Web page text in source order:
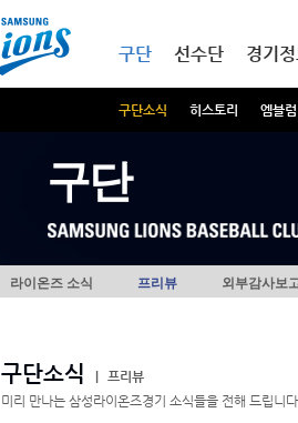
구단
구단소식 히스토리 엠블
선수단 경기
구단
라이온즈 소식 프리뷰 외부감사보
구단소식
프리뷰
미리 만나는 삼성라이온즈경기 소식들을 전해 드립니다.